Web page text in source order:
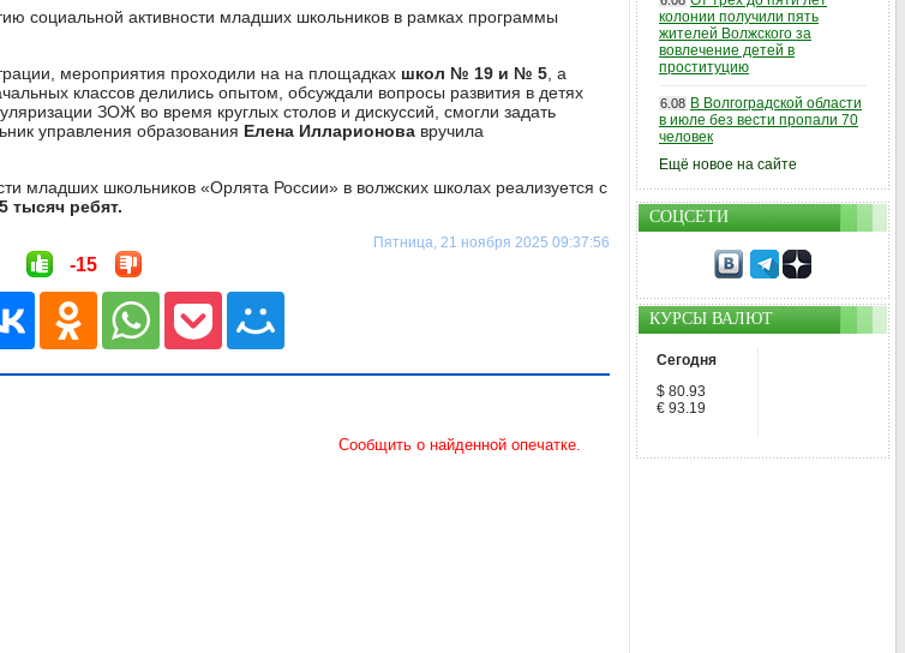
социальной активности младших школьников в рамках программы
мероприятия проходили на на площадках школ № 19 и № 5 , а
классов делились опытом, обсуждали вопросы развития в детях
ЗОЖ во время круглых столов и дискуссий, смогли задать
управления образования Елена Илларионова вручила
младших школьников «Орлята России» в волжских школах реализуется с
тысяч ребят.
Пятница, 21 ноября 2025 09:37:56
-15
колонии получили пять
жителей Волжского за
вовлечение детей в
проституцию
6.08 В Волгоградской области
в июле без вести пропали 70
человек
Ещё новое на сайте
СОЦСЕТИ
КУРСЫ ВАЛЮТ
Сегодня
$ 80.93
€ 93.19